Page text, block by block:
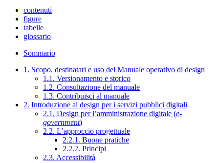
contenuti
figure
tabelle
glossario
Sommario
1. Scopo, destinatari e uso del Manuale operativo di design
1.1. Versionamento e storico
1.2. Consultazione del manuale
1.3. Contribuisci al manuale
2. Introduzione al design per i servizi pubblici digitali
2.1. Design per l’amministrazione digitale (e-
government)
2.2. L’approccio progettuale
2.2.1. Buone pratiche
2.2.2. Principi
2.3. Accessibilità